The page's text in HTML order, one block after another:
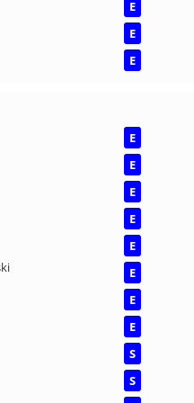
E
E
E
E
E
E
E
E
E
E
E
S
S